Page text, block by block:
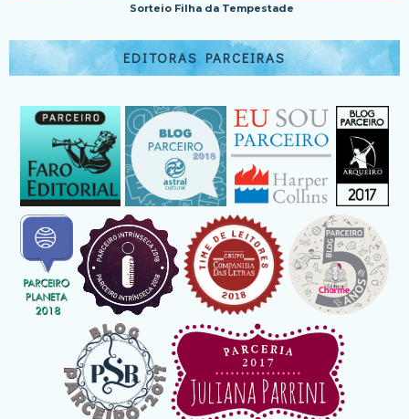
Sorteio Filha da Tempestade
EDITORAS PARCEIRAS